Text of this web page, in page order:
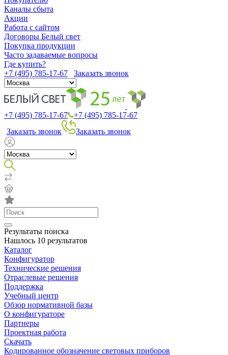
Каналы сбыта
Акции
Работа с сайтом
Договоры Белый свет
Покупка продукции
Часто задаваемые вопросы
Где купить?
+7 (495) 785-17-67
Заказать звонок
+7 (495) 785-17-67
+7 (495) 785-17-67
Заказать звонок
Заказать звонок
Результаты поиска
Нашлось 10 результатов
Каталог
Конфигуратор
Технические решения
Отраслевые решения
Поддержка
Учебный центр
Обзор нормативной базы
О конфигураторе
Партнеры
Проектная работа
Скачать
Кодированное обозначение световых приборов